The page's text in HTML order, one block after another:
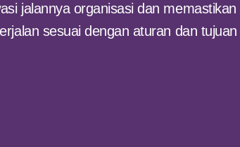
jalannya organisasi dan memastikan
sesuai dengan aturan dan tujuan